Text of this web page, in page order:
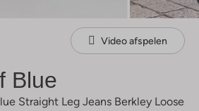
Video afspelen
Blue
Straight Leg Jeans Berkley Loose